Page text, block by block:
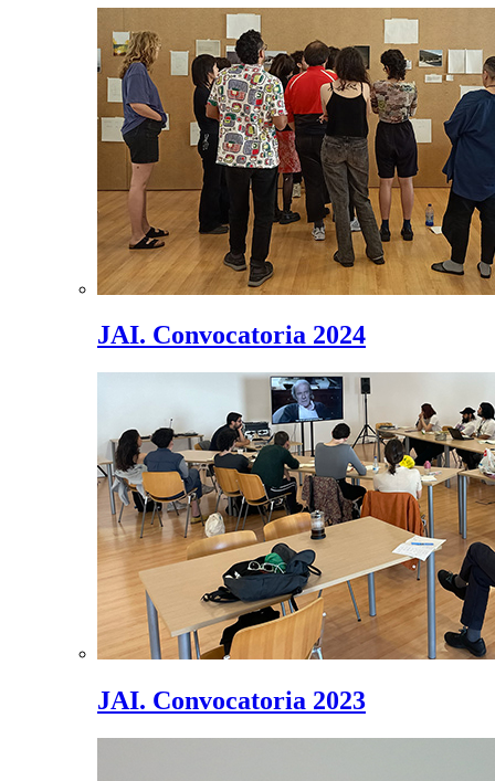
JAI. Convocatoria 2024
JAI. Convocatoria 2023